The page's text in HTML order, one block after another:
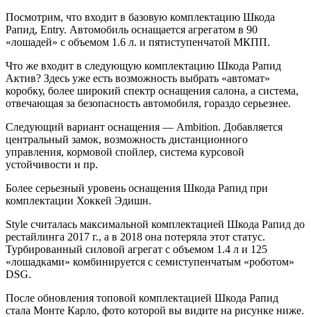
Посмотрим, что входит в базовую комплектацию Шкода
Рапид, Entry. Автомобиль оснащается агрегатом в 90
«лошадей» с объемом 1.6 л. и пятиступенчатой МКПП.
Что же входит в следующую комплектацию Шкода Рапид
Актив? Здесь уже есть возможность выбрать «автомат»
коробку, более широкий спектр оснащения салона, а система,
отвечающая за безопасность автомобиля, гораздо серьезнее.
Следующий вариант оснащения — Ambition. Добавляется
центральный замок, возможность дистанционного
управления, кормовой спойлер, система курсовой
устойчивости и пр.
Более серьезный уровень оснащения Шкода Рапид при
комплектации Хоккей Эдишн.
Style считалась максимальной комплектацией Шкода Рапид до
рестайлинга 2017 г., а в 2018 она потеряла этот статус.
Турбированный силовой агрегат с объемом 1.4 л и 125
«лошадками» комбинируется с семиступенчатым «роботом»
DSG.
После обновления топовой комплектацией Шкода Рапид
стала Монте Карло, фото которой вы видите на рисунке ниже.